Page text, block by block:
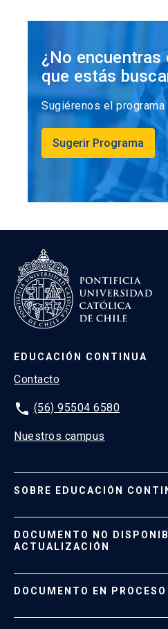
¿No encuentras
que estás
Sugiérenos el
Sugerir Programa
EDUCACIÓN CONTINUA
Contacto
phone (56) 95504 6580
Nuestros campus
SOBRE EDUCACIÓN
Formas de Pago
Políticas de Retiro, Devolución
DOCUMENTO NO
ACTUALIZACIÓN
Documento No
DOCUMENTO EN